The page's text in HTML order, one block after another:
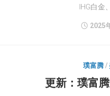
IHG白金
2025
璞富腾/
更新：璞富